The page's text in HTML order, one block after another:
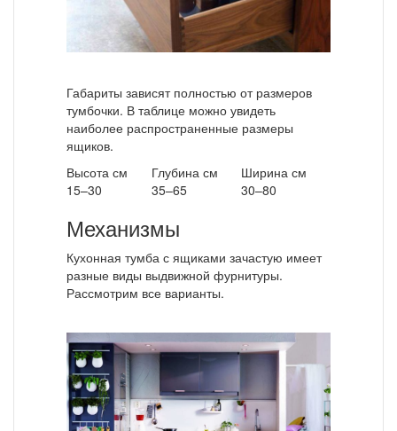
Габариты зависят полностью от размеров
тумбочки. В таблице можно увидеть
наиболее распространенные размеры
ящиков.
Высота см
Глубина см
Ширина см
15–30
35–65 30–80
Механизмы
Кухонная тумба с ящиками зачастую имеет
разные виды выдвижной фурнитуры.
Рассмотрим все варианты.